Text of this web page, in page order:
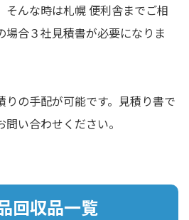
そんな時は札幌 便利舎までご相
場合３社見積書が必要になりま
の手配が可能です。見積り書で
い合わせください。
回収品一覧